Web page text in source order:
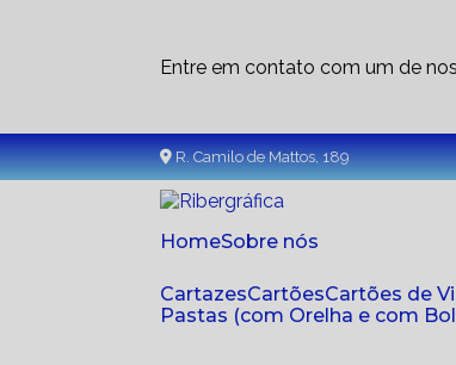
Entre em contato com um de
R. Camilo de Mattos, 189
Home Sobre nós
Cartazes
Cartões Cartões de
Pastas (com Orelha e com